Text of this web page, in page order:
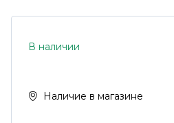
В наличии
Наличие в магазине